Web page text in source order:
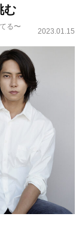
む
る〜
2023.01.15